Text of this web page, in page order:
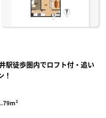
駅徒歩圏内でロフト付・追い
！